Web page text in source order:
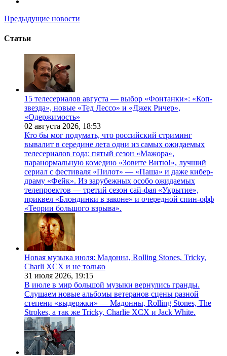
Предыдущие новости
Статьи
15 телесериалов августа — выбор «Фонтанки»: «Коп-
звезда», новые «Тед Лессо» и «Джек Ричер»,
«Одержимость»
02 августа 2026, 18:53
Кто бы мог подумать, что российский стриминг
вывалит в середине лета одни из самых ожидаемых
телесериалов года: пятый сезон «Мажора»,
паранормальную комедию «Зовите Витю!», лучший
сериал с фестиваля «Пилот» — «Паша» и даже кибер-
драму «Фейк». Из зарубежных особо ожидаемых
телепроектов — третий сезон сай-фая «Укрытие»,
приквел «Блондинки в законе» и очередной спин-офф
«Теории большого взрыва».
Новая музыка июля: Мадонна, Rolling Stones, Tricky,
Charli XCX и не только
31 июля 2026, 19:15
В июле в мир большой музыки вернулись гранды.
Слушаем новые альбомы ветеранов сцены разной
степени «выдержки» — Мадонны, Rolling Stones, The
Strokes, а так же Tricky, Charlie XCX и Jack White.